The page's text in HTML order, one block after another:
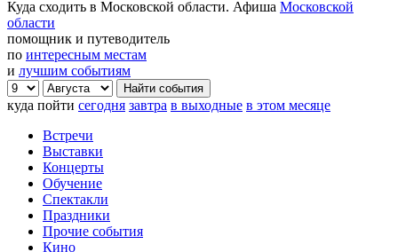
Куда сходить в Московской области. Афиша Московской
области
помощник и путеводитель
по интересным местам
и лучшим событиям
куда пойти сегодня завтра в выходные в этом месяце
Встречи
Выставки
Концерты
Обучение
Спектакли
Праздники
Прочие события
Кино